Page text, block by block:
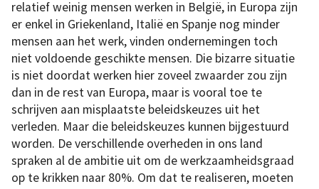
relatief weinig mensen werken in België, in Europa zijn
er enkel in Griekenland, Italië en Spanje nog minder
mensen aan het werk, vinden ondernemingen toch
niet voldoende geschikte mensen. Die bizarre situatie
is niet doordat werken hier zoveel zwaarder zou zijn
dan in de rest van Europa, maar is vooral toe te
schrijven aan misplaatste beleidskeuzes uit het
verleden. Maar die beleidskeuzes kunnen bijgestuurd
worden. De verschillende overheden in ons land
spraken al de ambitie uit om de werkzaamheidsgraad
op te krikken naar 80%. Om dat te realiseren, moeten